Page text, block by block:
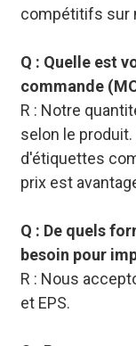
compétitifs sur
Q : Quelle est
commande
R : Notre
selon le produit.
d'étiquettes
prix est
Q : De quels
besoin pour
R : Nous
et EPS.